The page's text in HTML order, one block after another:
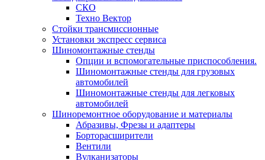
СКО
Техно Вектор
Стойки трансмиссионные
Установки экспресс сервиса
Шиномонтажные стенды
Опции и вспомогательные приспособления.
Шиномонтажные стенды для грузовых
автомобилей
Шиномонтажные стенды для легковых
автомобилей
Шиноремонтное оборудование и материалы
Абразивы, Фрезы и адаптеры
Борторасширители
Вентили
Вулканизаторы